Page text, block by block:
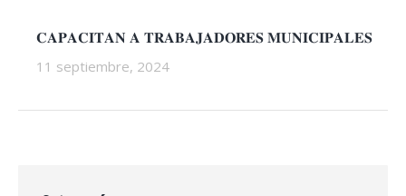
𝐂𝐀𝐏𝐀𝐂𝐈𝐓𝐀𝐍 𝐀 𝐓𝐑𝐀𝐁𝐀𝐉𝐀𝐃𝐎𝐑𝐄𝐒 𝐌𝐔𝐍𝐈𝐂𝐈𝐏𝐀𝐋𝐄𝐒
11 septiembre, 2024